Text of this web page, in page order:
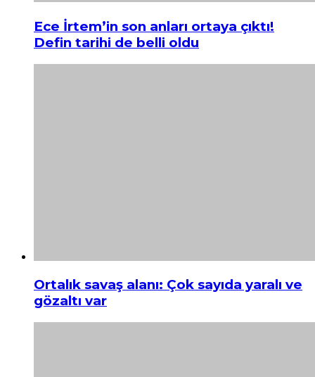
Ece İrtem’in son anları ortaya çıktı!
Defin tarihi de belli oldu
Ortalık savaş alanı: Çok sayıda yaralı ve
gözaltı var